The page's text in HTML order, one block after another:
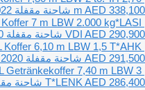
m AED 338,100 شاحنة مقفلة
7 m LBW 2.000 kg*LASI
VDI AED 290,900 شاحنة مقفلة
6,10 m LBW 1,5 T*AHK
AED 291,500 شاحنة مقفلة 2020
Getränkekoffer 7,40 m LBW 3
T*LENK AED 286,400 شاحنة